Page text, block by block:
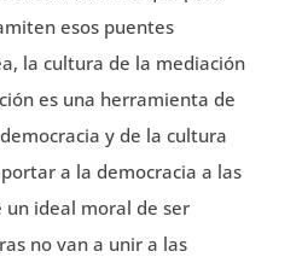
esos puentes
la cultura de la mediación
es una herramienta de
y de la cultura
a la democracia a las
un ideal moral de ser
no van a unir a las